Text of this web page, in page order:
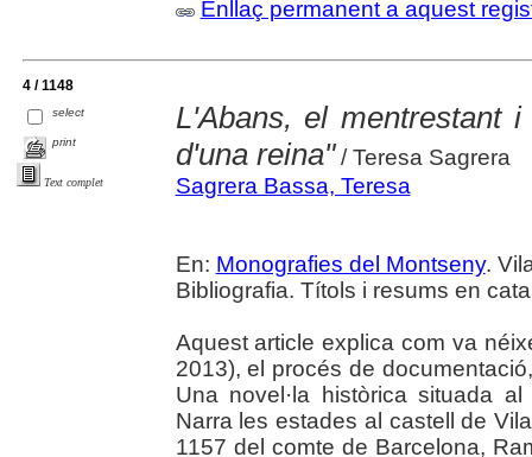
Enllaç permanent a aquest
4 / 1148
select
print
Text complet
L'Abans, el mentrestant
d'una reina"/ Teresa Sagrera
Sagrera Bassa, Teresa
En: Monografies del Montseny.
Bibliografia. Títols i resums en
Aquest article explica com va
2013), el procés de
Una novel·la històrica situada
Narra les estades al castell de
1157 del comte de Barcelona,